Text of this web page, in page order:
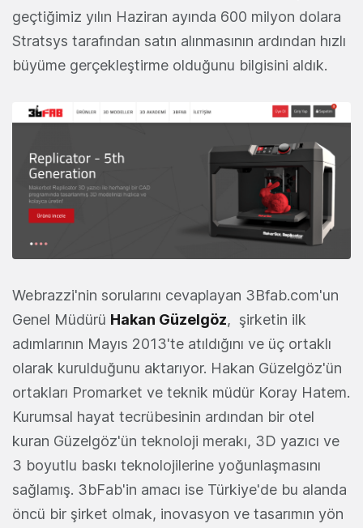
geçtiğimiz yılın Haziran ayında 600 milyon dolara
Stratsys tarafından satın alınmasının ardından hızlı
büyüme gerçekleştirme olduğunu bilgisini aldık.
Webrazzi'nin sorularını cevaplayan 3Bfab.com'un
Genel Müdürü Hakan Güzelgöz, şirketin ilk
adımlarının Mayıs 2013'te atıldığını ve üç ortaklı
olarak kurulduğunu aktarıyor. Hakan Güzelgöz'ün
ortakları Promarket ve teknik müdür Koray Hatem.
Kurumsal hayat tecrübesinin ardından bir otel
kuran Güzelgöz'ün teknoloji merakı, 3D yazıcı ve
3 boyutlu baskı teknolojilerine yoğunlaşmasını
sağlamış. 3bFab'in amacı ise Türkiye'de bu alanda
öncü bir şirket olmak, inovasyon ve tasarımın yön